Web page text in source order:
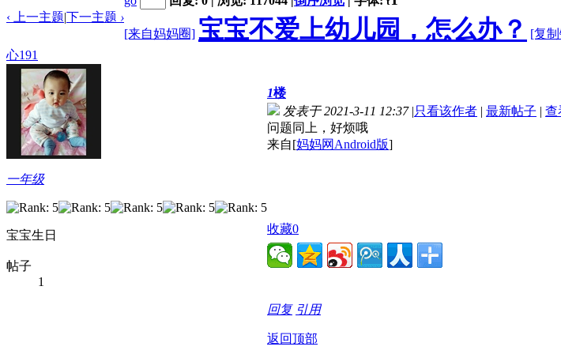
‹ 上一主题|下一主题 ›
[来自妈妈圈] 宝宝不爱上幼儿园，怎么办？
[复
心191
一年级
宝宝生日
帖子
1
1楼
发表于 2021-3-11 12:37 |只看该作者 | 最新帖子 | 查
问题同上，好烦哦
来自[妈妈网Android版]
收藏0
回复 引用
返回顶部